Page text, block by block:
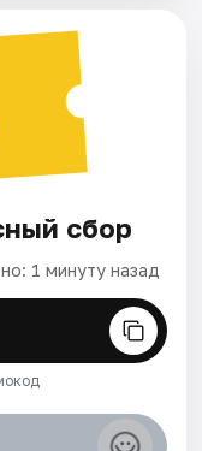
сбор
1 минуту назад